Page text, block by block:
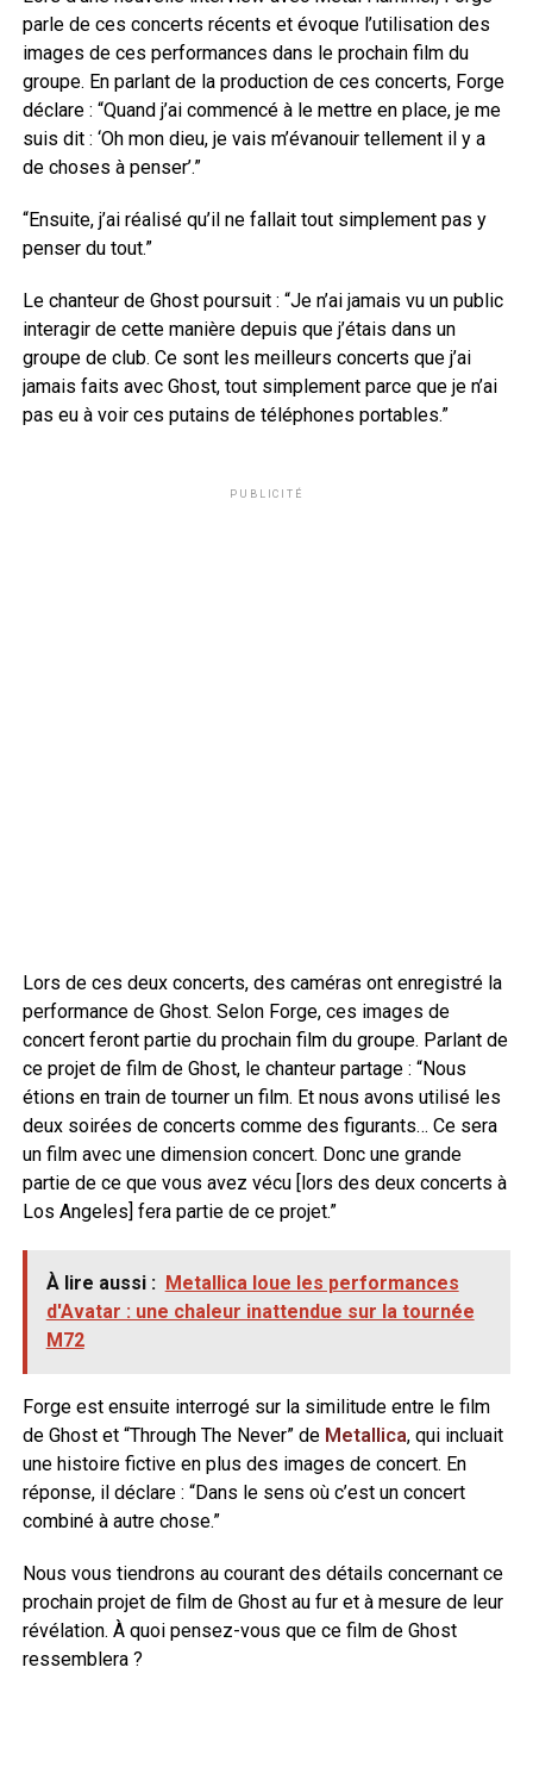
parle de ces concerts récents et évoque l’utilisation des
images de ces performances dans le prochain film du
groupe. En parlant de la production de ces concerts, Forge
déclare : “Quand j’ai commencé à le mettre en place, je me
suis dit : ‘Oh mon dieu, je vais m’évanouir tellement il y a
de choses à penser’.”
“Ensuite, j’ai réalisé qu’il ne fallait tout simplement pas y
penser du tout.”
Le chanteur de Ghost poursuit : “Je n’ai jamais vu un public
interagir de cette manière depuis que j’étais dans un
groupe de club. Ce sont les meilleurs concerts que j’ai
jamais faits avec Ghost, tout simplement parce que je n’ai
pas eu à voir ces putains de téléphones portables.”
PUBLICITÉ
Lors de ces deux concerts, des caméras ont enregistré la
performance de Ghost. Selon Forge, ces images de
concert feront partie du prochain film du groupe. Parlant de
ce projet de film de Ghost, le chanteur partage : “Nous
étions en train de tourner un film. Et nous avons utilisé les
deux soirées de concerts comme des figurants… Ce sera
un film avec une dimension concert. Donc une grande
partie de ce que vous avez vécu [lors des deux concerts à
Los Angeles] fera partie de ce projet.”
À lire aussi : Metallica loue les performances
d'Avatar : une chaleur inattendue sur la tournée
M72
Forge est ensuite interrogé sur la similitude entre le film
de Ghost et “Through The Never” de Metallica, qui incluait
une histoire fictive en plus des images de concert. En
réponse, il déclare : “Dans le sens où c’est un concert
combiné à autre chose.”
Nous vous tiendrons au courant des détails concernant ce
prochain projet de film de Ghost au fur et à mesure de leur
révélation. À quoi pensez-vous que ce film de Ghost
ressemblera ?